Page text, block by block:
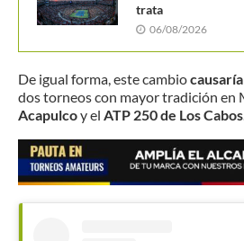
trata
06/08/2026
De igual forma, este cambio
dos torneos con mayor tradición en
Acapulcoy el ATP 250 de Los Cabos